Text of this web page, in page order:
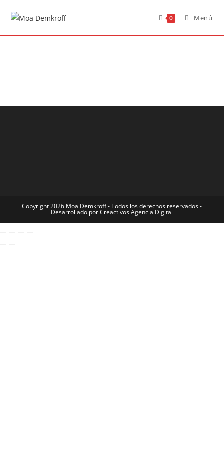
0 Menú
Copyright 2026 Moa Demkroff - Todos los derechos reservados -
Desarrollado por Creactivos Agencia Digital